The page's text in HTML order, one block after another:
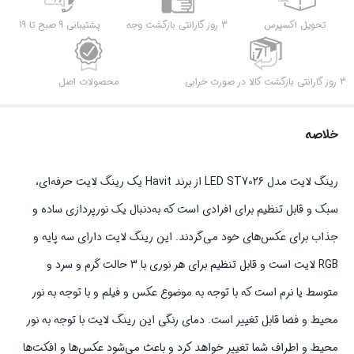
تحویل اکسپرس 3 روز گارانتی بازگشت وجه پشتیبانی 9 صبح تا 19
3 روز گارانتی بازگشت کالا در صورت خرابی محصولات اصل
خلاصه
رینگ لایت مدل LED ST7026 از برند Havit یک رینگ لایت حرفه‌ای،
سبک و قابل تنظیم برای افرادی است که به‌دنبال یک نورپردازی ساده و
جذاب برای عکس‌های خود می‌گردند. این رینگ لایت دارای سه پایه و
RGB لایت است و قابل تنظیم برای هر نوری با 3 حالت گرم و سرد و
متوسط یا نرم است که با توجه به موضوع عکس و فیلم و با توجه به نور
محیط و فضا قابل تغییر است. دمای رنگی این رینگ لایت با توجه به نور
محیط و اطراف شما تغییر خواهد کرد و باعث می‌شود عکس‌ها و افکت‌ها